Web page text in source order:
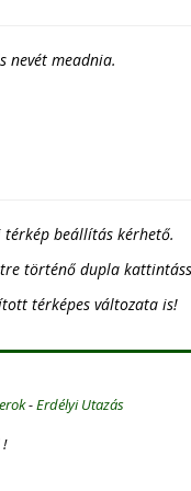
nevét meadnia.
beállítás kérhető.
történő dupla
térképes változata is!
-Erdélyi Utazás